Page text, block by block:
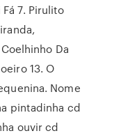
7. Pirulito
Da
13. O
Nome
pintadinha cd
ouvir cd